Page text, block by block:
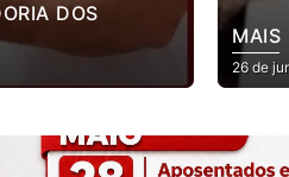
DOS
MAIS
26 de